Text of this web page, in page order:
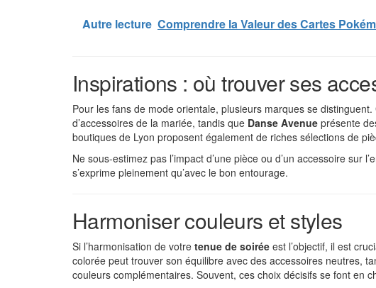
Autre lecture Comprendre la Valeur des Cartes
Inspirations : où trouver ses
Pour les fans de mode orientale, plusieurs marques se distinguent.
d’accessoires de la mariée, tandis que Danse Avenue présente
boutiques de Lyon proposent également de riches sélections de
Ne sous-estimez pas l’impact d’une pièce ou d’un accessoire sur
s’exprime pleinement qu’avec le bon entourage.
Harmoniser couleurs et styles
Si l’harmonisation de votre tenue de soirée est l’objectif, il est
colorée peut trouver son équilibre avec des accessoires neutres,
couleurs complémentaires. Souvent, ces choix décisifs se font en